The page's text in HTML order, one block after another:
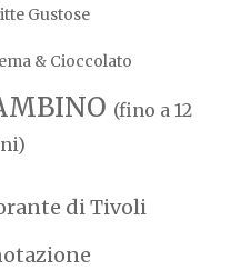
Gustose
& Cioccolato
(fino a 12
di Tivoli